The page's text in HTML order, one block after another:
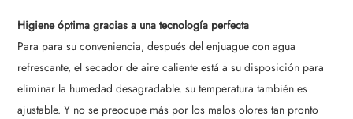
Higiene óptima gracias a una tecnología perfecta
Para para su conveniencia, después del enjuague con agua
refrescante, el secador de aire caliente está a su disposición para
eliminar la humedad desagradable. su temperatura también es
ajustable. Y no se preocupe más por los malos olores tan pronto